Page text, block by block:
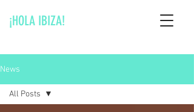
¡HOLA IBIZA!
News
All Posts